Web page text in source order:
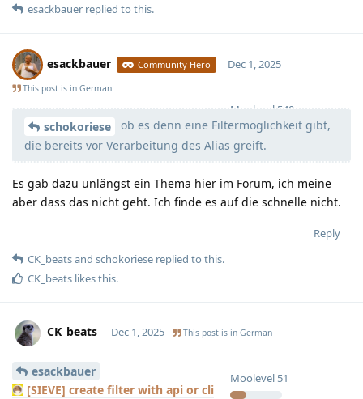
esackbauer replied to this.
esackbauer Community Hero
Moolevel 540
Dec 1, 2025
This post is in German
schokoriese
ob es denn eine Filtermöglichkeit gibt,
die bereits vor Verarbeitung des Alias greift.
Es gab dazu unlängst ein Thema hier im Forum, ich meine
aber dass das nicht geht. Ich finde es auf die schnelle nicht.
Reply
CK_beatsand schokoriese replied to this.
CK_beats likes this.
CK_beats
Moolevel 51
Dec 1, 2025 This post is in German
esackbauer
[SIEVE] create filter with api or cli